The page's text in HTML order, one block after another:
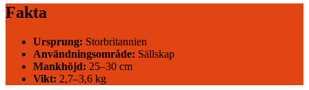
Fakta
Ursprung: Storbritannien
Användningsområde: Sällskap
Mankhöjd: 25–30 cm
Vikt: 2,7–3,6 kg